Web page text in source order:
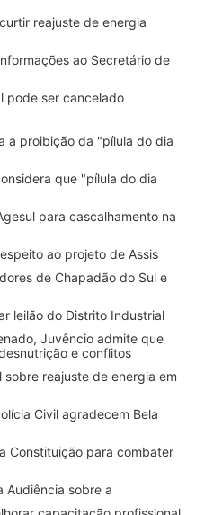
reajuste de energia
ao Secretário de
pode ser cancelado
a proibição da "pílula do dia
que "pílula do dia
para cascalhamento na
ao projeto de Assis
20:18 - Bela luta para evitar leilão do Distrito Industrial
Juvêncio admite que
e conflitos
sobre reajuste de energia em
Civil agradecem Bela
Constituição para combater
Audiência sobre a